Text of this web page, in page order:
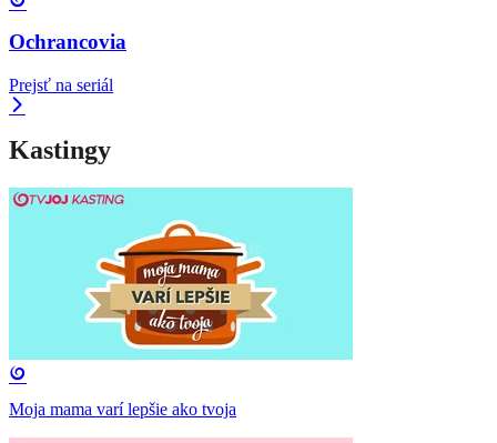
Ochrancovia
Prejsť na seriál
Kastingy
Moja mama varí lepšie ako tvoja